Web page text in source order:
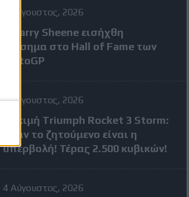
7 Αύγουστος, 2026
Ο Barry Sheene εισήχθη
επίσημα στο Hall of Fame των
MotoGP
4 Αύγουστος, 2026
Δοκιμή Triumph Rocket 3 Storm:
Όταν το ζητούμενο είναι η
υπερβολή! Τέρας 2.500 κυβικών!
4 Αύγουστος, 2026